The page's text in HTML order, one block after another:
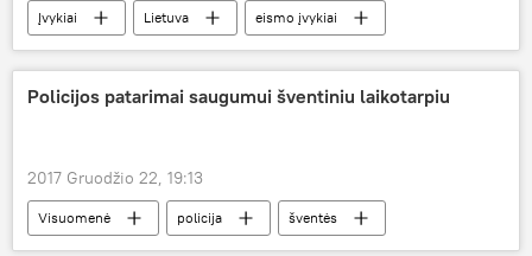
Įvykiai Lietuva eismo įvykiai
Policijos patarimai saugumui šventiniu laikotarpiu
2017 Gruodžio 22, 19:13
Visuomenė policija šventės